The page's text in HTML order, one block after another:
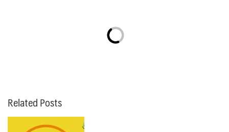
Related Posts